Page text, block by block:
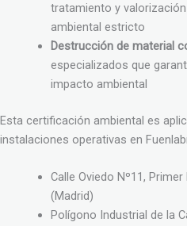
tratamiento y
ambiental estricto
Destrucción de material
especializados que
impacto ambiental
Esta certificación ambiental es
instalaciones operativas en
Calle Oviedo Nº11,
(Madrid)
Polígono Industrial de la